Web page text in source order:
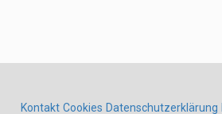
Kontakt Cookies Datenschutzerklärung